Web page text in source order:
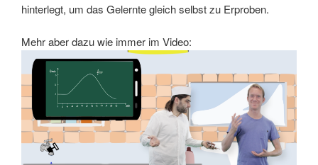
hinterlegt, um das Gelernte gleich selbst zu Erproben.
Mehr aber dazu wie immer im Video: